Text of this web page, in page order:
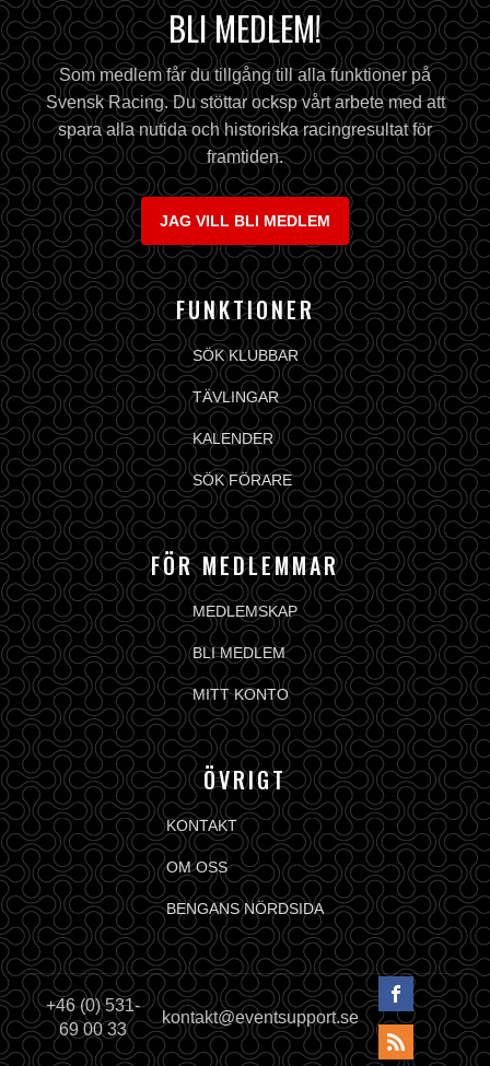
BLI MEDLEM!
Som medlem får du tillgång till alla funktioner på
Svensk Racing. Du stöttar ocksp vårt arbete med att
spara alla nutida och historiska racingresultat för
framtiden.
JAG VILL BLI MEDLEM
FUNKTIONER
SÖK KLUBBAR
TÄVLINGAR
KALENDER
SÖK FÖRARE
FÖR MEDLEMMAR
MEDLEMSKAP
BLI MEDLEM
MITT KONTO
ÖVRIGT
KONTAKT
OM OSS
BENGANS NÖRDSIDA
+46 (0) 531-
69 00 33
kontakt@eventsupport.se